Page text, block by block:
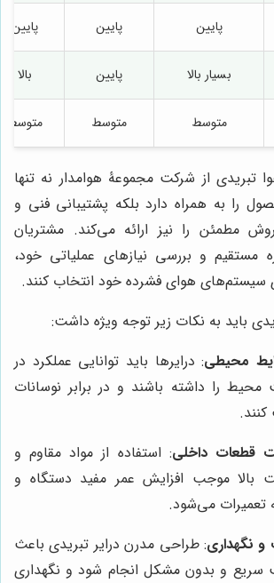
پایین پایین پایین
بسیار بالا پایین بالا
متوسط متوسط متوسط
از شرکت مجموعۀ هوامدار نه تنها
را به همراه دارد بلکه پشتیبانی فنی و
مطمئن را نیز ارائه می‌کند. مشتریان
مستقیم و بررسی نیازهای عملیاتی خود،
سیستم‌های هوای فشرده خود انتخاب کنند.
باید به نکات زیر توجه ویژه داشت:
محیطی: درایرها باید توانایی عملکرد در
را داشته باشند و در برابر نوسانات
قطعات داخلی: استفاده از مواد مقاوم و
بالا موجب افزایش عمر مفید دستگاه و
تعمیرات می‌شود.
نگهداری: طراحی مدرن درایر تبریدی باعث
و بدون مشکل انجام شود و نگهداری